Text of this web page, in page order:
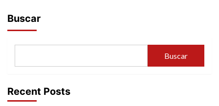
Buscar
Buscar
Recent Posts